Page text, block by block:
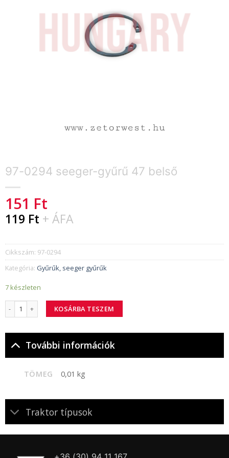
97-0294 seeger-gyűrű 47 belső
151 Ft
119 Ft + ÁFA
Cikkszám: 97-0294
Kategória: Gyűrűk, seeger gyűrűk
7 készleten
97-0294 seeger-gyűrű 47 belső mennyiség
KOSÁRBA TESZEM
További információk
TÖMEG 0,01 kg
Traktor típusok